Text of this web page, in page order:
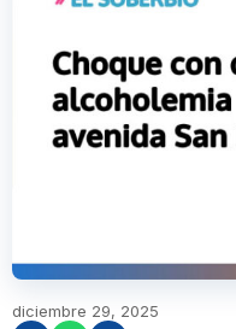
diciembre 29, 2025